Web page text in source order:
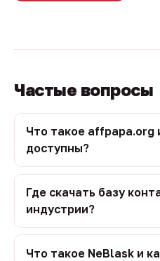
Частые вопросы
Что такое affpapa.org
доступны?
Где скачать базу
индустрии?
Что такое NeBlask и